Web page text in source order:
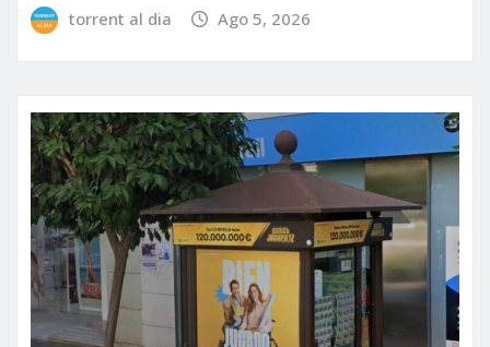
torrent al dia Ago 5, 2026